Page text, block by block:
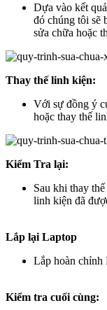
Dựa vào kết
đó chúng tôi sẽ
sửa chữa hoặc
Thay thế linh kiện:
Với sự đồng ý
hoặc thay thế
Kiểm Tra lại:
Sau khi thay
linh kiện đã
Lắp lại Laptop
Lắp hoàn chỉnh
Kiểm tra cuối cùng: